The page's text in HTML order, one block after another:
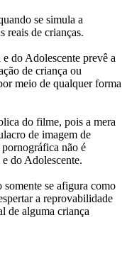
se simula a
reais de crianças.
do Adolescente prevê a
de criança ou
meio de qualquer forma
do filme, pois a mera
de imagem de
não é
do Adolescente.
se afigura como
a reprovabilidade
de alguma criança